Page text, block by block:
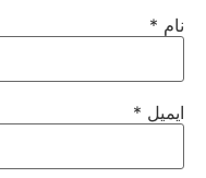
نام *
ایمیل *